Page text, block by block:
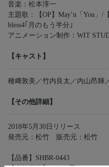
音楽：松本淳一
主題歌：【OP】May’n「You」
bless4｢月のもう半分｣
アニメーション制作：WIT
【キャスト】
種﨑敦美／竹内良太／内山昂輝
【その他詳細】
2018年5月30日リリース
発売元：松竹 販売元：松竹
【品番】SHBR‐0443